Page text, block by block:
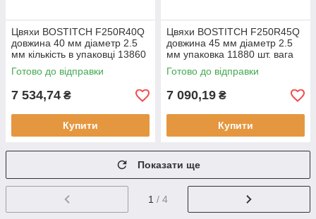
Цвяхи BOSTITCH F250R40Q
довжина 40 мм діаметр 2.5
мм кількість в упаковці 13860
шт вага 22.8 кг
Готово до відправки
7 534,74 ₴
Купити
Цвяхи BOSTITCH F250R45Q
довжина 45 мм діаметр 2.5
мм упаковка 11880 шт. вага
22 кг
Готово до відправки
7 090,19 ₴
Купити
Показати ще
1 / 4